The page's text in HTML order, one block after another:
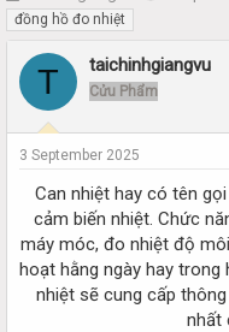
h
r
e
d
a
r
r
đồng hồ đo nhiệt
T taichinhgiangvu
Cửu Phẩm
3 September 2025
Can nhiệt hay có tên
cảm biến nhiệt. Chức
máy móc, đo nhiệt độ
hoạt hằng ngày hay trong
nhiệt sẽ cung cấp
nhất